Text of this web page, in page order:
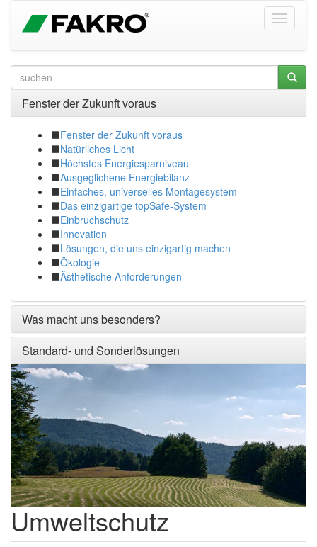
Fenster der Zukunft voraus
Fenster der Zukunft voraus
Natürliches Licht
Höchstes Energiesparniveau
Ausgeglichene Energiebilanz
Einfaches, universelles Montagesystem
Das einzigartige topSafe-System
Einbruchschutz
Innovation
Lösungen, die uns einzigartig machen
Ökologie
Ästhetische Anforderungen
Was macht uns besonders?
Standard- und Sonderlösungen
Umweltschutz